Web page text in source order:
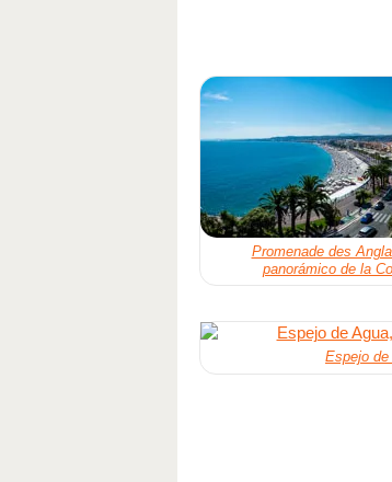
Promenade des
panorámico de la
Espejo de